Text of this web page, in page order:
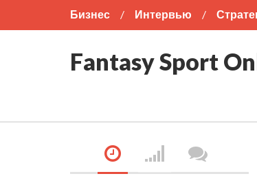
Бизнес Интервью
Американский футбол
Бокс
Fantasy Sport